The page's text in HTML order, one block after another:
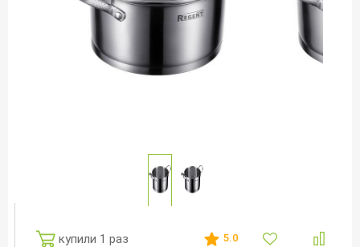
купили 1 раз 5.0